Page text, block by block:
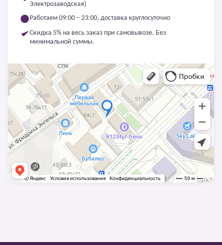
Электрозаводская)
Работаем 09:00 – 23:00, доставка круглосуточно
Скидка 5% на весь заказ при самовывозе. Без
минимальной суммы.